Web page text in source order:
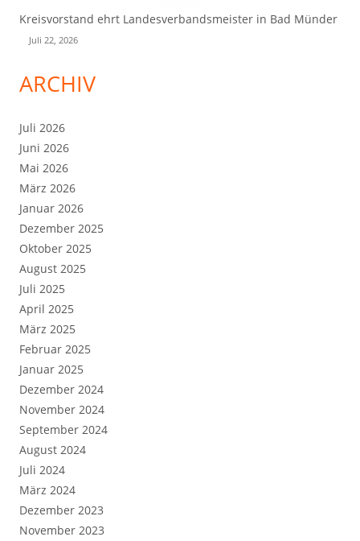
Kreisvorstand ehrt Landesverbandsmeister in Bad Münder
Juli 22, 2026
ARCHIV
Juli 2026
Juni 2026
Mai 2026
März 2026
Januar 2026
Dezember 2025
Oktober 2025
August 2025
Juli 2025
April 2025
März 2025
Februar 2025
Januar 2025
Dezember 2024
November 2024
September 2024
August 2024
Juli 2024
März 2024
Dezember 2023
November 2023